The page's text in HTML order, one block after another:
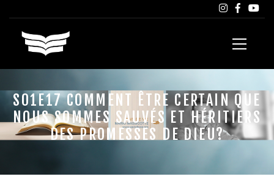
S01E17 COMMENT ÊTRE CERTAIN QUE
NOUS SOMMES SAUVÉS ET HÉRITIERS
DES PROMESSES DE DIEU?